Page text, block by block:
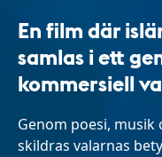
En film där
samlas i ett
kommersiell
Genom poesi,
skildras valarnas